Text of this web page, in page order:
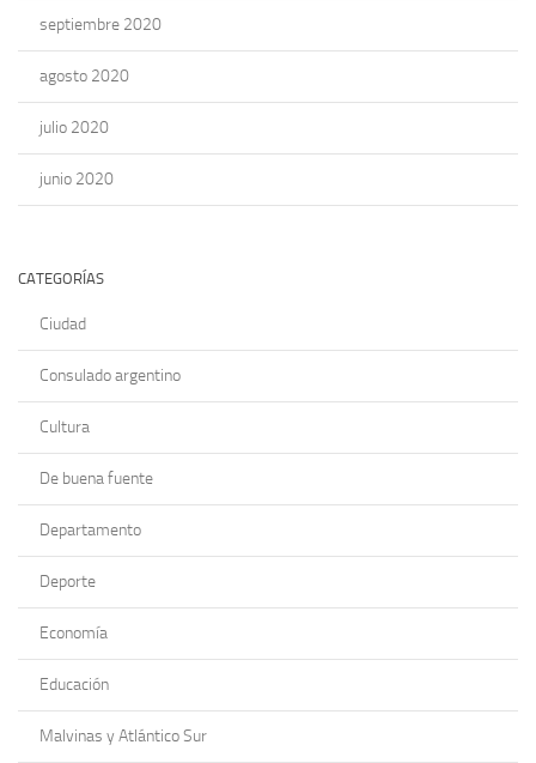
septiembre 2020
agosto 2020
julio 2020
junio 2020
CATEGORÍAS
Ciudad
Consulado argentino
Cultura
De buena fuente
Departamento
Deporte
Economía
Educación
Malvinas y Atlántico Sur